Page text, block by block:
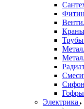
Краны
Гофры
Электрика